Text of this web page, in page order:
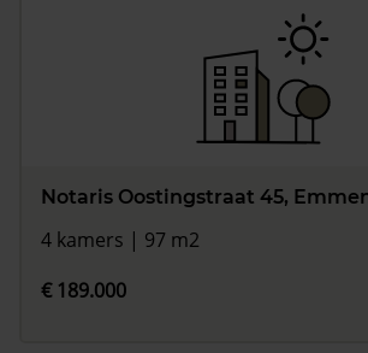
Notaris Oostingstraat 45,
4 kamers | 97 m2
€ 189.000